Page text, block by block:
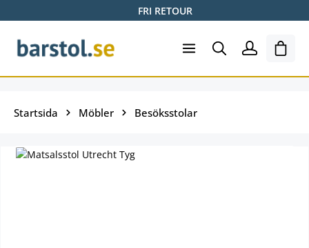
FRI RETOUR
Startsida Möbler Besöksstolar